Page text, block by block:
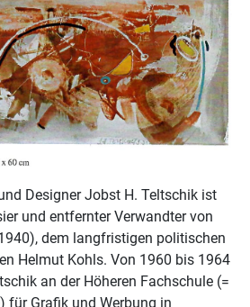
Designer Jobst H. Teltschik ist
und entfernter Verwandter von
dem langfristigen politischen
Helmut Kohls. Von 1960 bis 1964
an der Höheren Fachschule (=
für Grafik und Werbung in